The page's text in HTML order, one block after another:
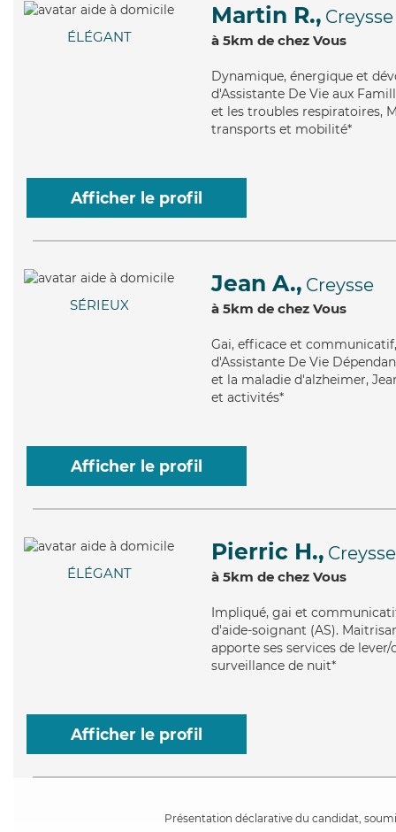
ÉLÉGANT
Martin R., Creysse
à 5km de chez Vous
Dynamique, énergique et
d'Assistante De Vie aux
et les troubles respiratoires,
transports et mobilité*
Afficher le profil
SÉRIEUX
Jean A., Creysse
à 5km de chez Vous
Gai, efficace et
d'Assistante De Vie
et la maladie d'alzheimer,
et activités*
Afficher le profil
ÉLÉGANT
Pierric H., Creysse
à 5km de chez Vous
Impliqué, gai et
d'aide-soignant (AS).
apporte ses services de
surveillance de nuit*
Afficher le profil
Présentation déclarative du candidat,